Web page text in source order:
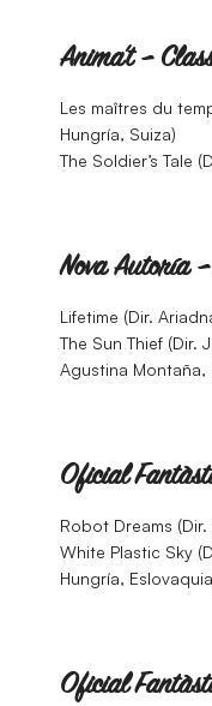
Anima’t –
Les maîtres du
Hungría, Suiza)
The Soldier’s Tale
Nova Autoría
Lifetime (Dir.
The Sun Thief (Dir.
Agustina Montaña,
Oficial
Robot Dreams
White Plastic Sky
Hungría,
Oficial